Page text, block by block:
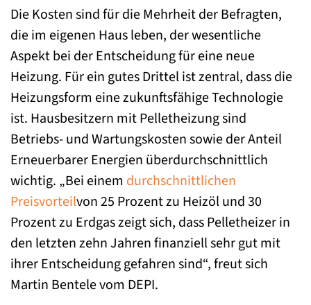
Die Kosten sind für die Mehrheit der Befragten,
die im eigenen Haus leben, der wesentliche
Aspekt bei der Entscheidung für eine neue
Heizung. Für ein gutes Drittel ist zentral, dass die
Heizungsform eine zukunftsfähige Technologie
ist. Hausbesitzern mit Pelletheizung sind
Betriebs- und Wartungskosten sowie der Anteil
Erneuerbarer Energien überdurchschnittlich
wichtig. „Bei einem durchschnittlichen
Preisvorteilvon 25 Prozent zu Heizöl und 30
Prozent zu Erdgas zeigt sich, dass Pelletheizer in
den letzten zehn Jahren finanziell sehr gut mit
ihrer Entscheidung gefahren sind“, freut sich
Martin Bentele vom DEPI.